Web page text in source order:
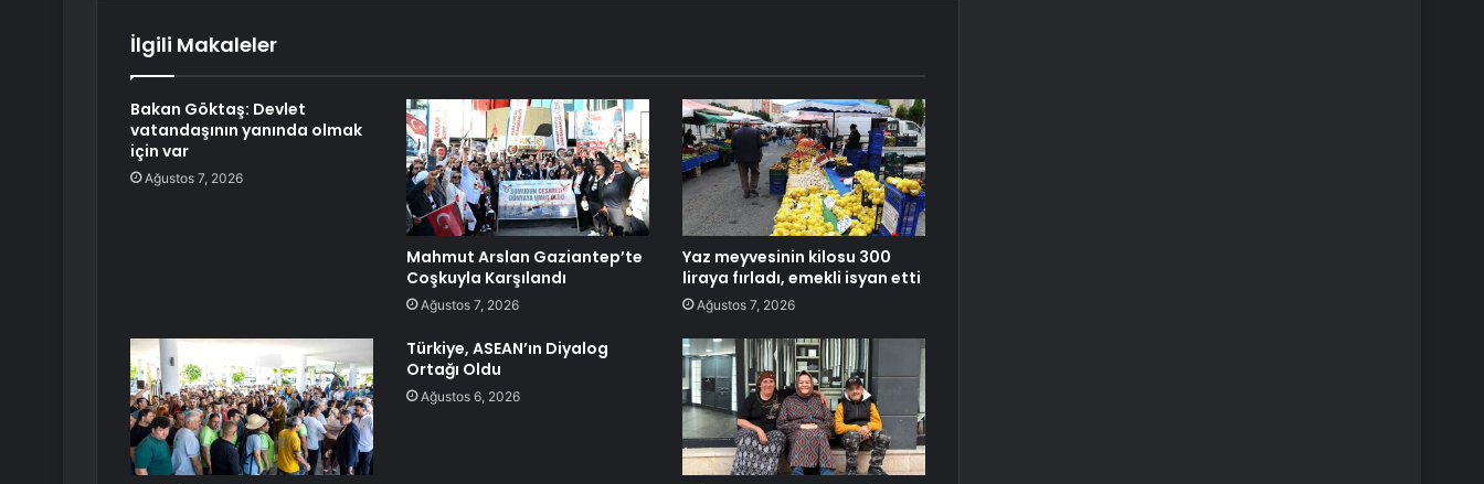
İlgili Makaleler
Bakan Göktaş: Devlet
vatandaşının yanında olmak
için var
Ağustos 7, 2026
Mahmut Arslan Gaziantep’te
Coşkuyla Karşılandı
Ağustos 7, 2026
Yaz meyvesinin kilosu 300
liraya fırladı, emekli isyan etti
Ağustos 7, 2026
Türkiye, ASEAN’ın Diyalog
Ortağı Oldu
Ağustos 6, 2026